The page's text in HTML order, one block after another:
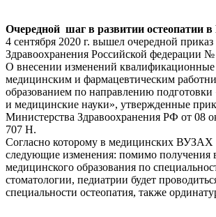
Очередной шаг в развитии
4 сентября 2020 г. вышел очередной
Здравоохранения Российской федерации
О внесении изменений квалификационные
медицинским и фармацевтическим
образованием по направлению подготовки
и медицинские науки», утвержденные
Министерства Здравоохранения РФ от 08
707 Н.
Согласно которому в медицинских ВУЗАХ
следующие изменения: помимо получения
медицинского образования по
стоматологии, педиатрии будет
специальности остеопатия, также